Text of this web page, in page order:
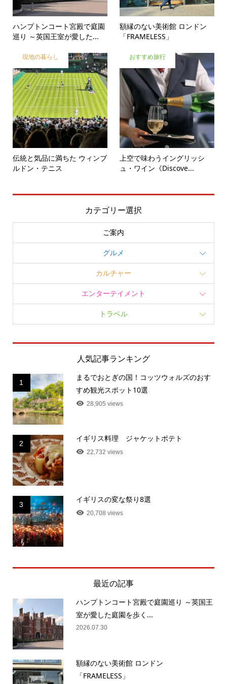
ハンプトンコート宮殿で庭園
巡り ～英国王室が愛した...
額縁のない美術館 ロンドン
「FRAMELESS」
現地の暮らし
伝統と気品に満ちた ウィンブ
ルドン・テニス
おすすめ旅行
上空で味わうイングリッシ
ュ・ワイン《Discove...
カテゴリー選択
ご案内
グルメ
カルチャー
エンターテイメント
トラベル
人気記事ランキング
1
まるでおとぎの国！コッツウォルズのおす
すめ観光スポット10選
28,905 views
2
イギリス料理 ジャケットポテト
22,732 views
3
イギリスの変な祭り8選
20,708 views
最近の記事
ハンプトンコート宮殿で庭園巡り ～英国王
室が愛した庭園を歩く...
2026.07.30
額縁のない美術館 ロンドン
「FRAMELESS」